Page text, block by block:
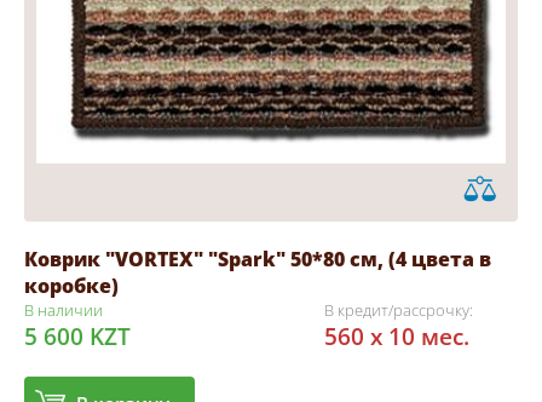
Коврик "VORTEX" "Spark" 50*80 см, (4 цвета в
коробке)
В наличии
5 600 KZT
В кредит/рассрочку:
560 x 10 мес.